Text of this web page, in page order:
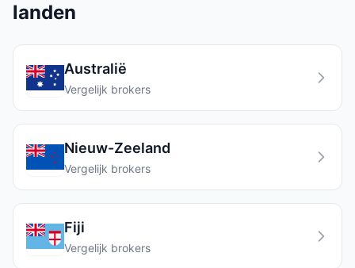
landen
Australië
Vergelijk brokers
Nieuw-Zeeland
Vergelijk brokers
Fiji
Vergelijk brokers